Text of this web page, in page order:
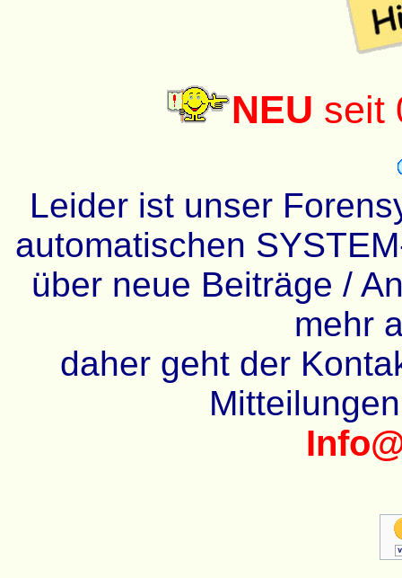
NEU seit
Leider ist unser
automatischen
über neue Beiträge /
mehr
daher geht der